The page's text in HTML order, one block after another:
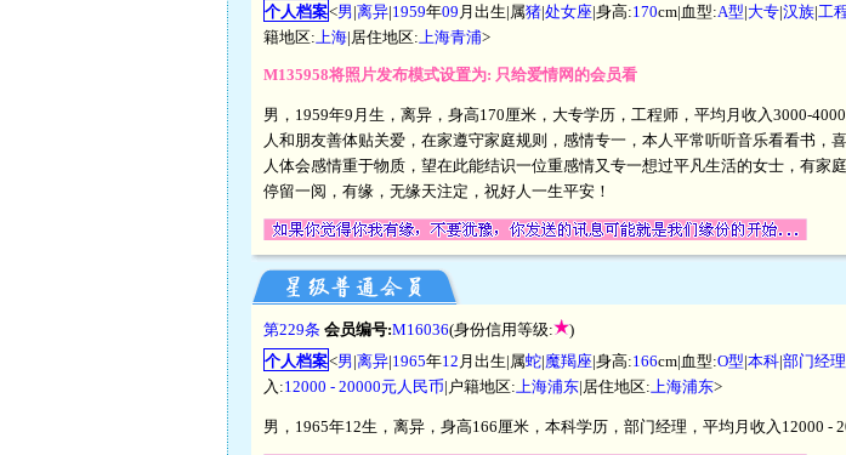
个人档案<男|离异|1959年09 月出生|属猪|处女座|身高:170cm|血型:A型|大专|汉族|工
籍地区: 上海|居住地区: 上海青浦>
M135958将照片发布模式设置为: 只给爱情网的会员看
男，1959年9月生，离异，身高170厘米，大专学历，工程师，平均月收入3000-
人和朋友善体贴关爱，在家遵守家庭规则，感情专一，本人平常听听音乐看看书
人体会感情重于物质，望在此能结识一位重感情又专一想过平凡生活的女士，有
停留一阅，有缘，无缘天注定，祝好人一生平安！
第229条 会员编号:M16036(身份信用等级:
)
个人档案<男|离异|1965年12 月出生|属蛇|魔羯座|身高:166cm|血型:O型|本科|部门经理
入:12000 - 20000元人民币|户籍地区: 上海浦东|居住地区: 上海浦东>
男，1965年12生，离异，身高166厘米，本科学历，部门经理，平均月收入12000 -